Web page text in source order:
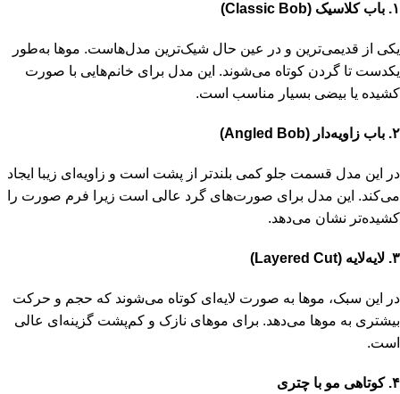
۱. باب کلاسیک (Classic Bob)
یکی از قدیمی‌ترین و در عین حال شیک‌ترین مدل‌هاست. موها به‌طور
یکدست تا گردن کوتاه می‌شوند. این مدل برای خانم‌هایی با صورت
کشیده یا بیضی بسیار مناسب است.
۲. باب زاویه‌دار (Angled Bob)
در این مدل قسمت جلو کمی بلندتر از پشت است و زاویه‌ای زیبا ایجاد
می‌کند. این مدل برای صورت‌های گرد عالی است زیرا فرم صورت را
کشیده‌تر نشان می‌دهد.
۳. لایه‌لایه (Layered Cut)
در این سبک، موها به صورت لایه‌ای کوتاه می‌شوند که حجم و حرکت
بیشتری به موها می‌دهد. برای موهای نازک و کم‌پشت گزینه‌ای عالی
است.
۴.کوتاهی مو با چتری